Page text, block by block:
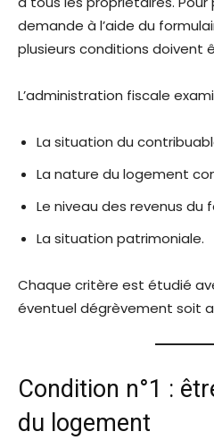
demande à l’aide du
plusieurs conditions doivent
L’administration fiscale
La situation du
La nature du logement
Le niveau des revenus du
La situation patrimoniale.
Chaque critère est étudié
éventuel dégrèvement soit
Condition n°1 :
du logement